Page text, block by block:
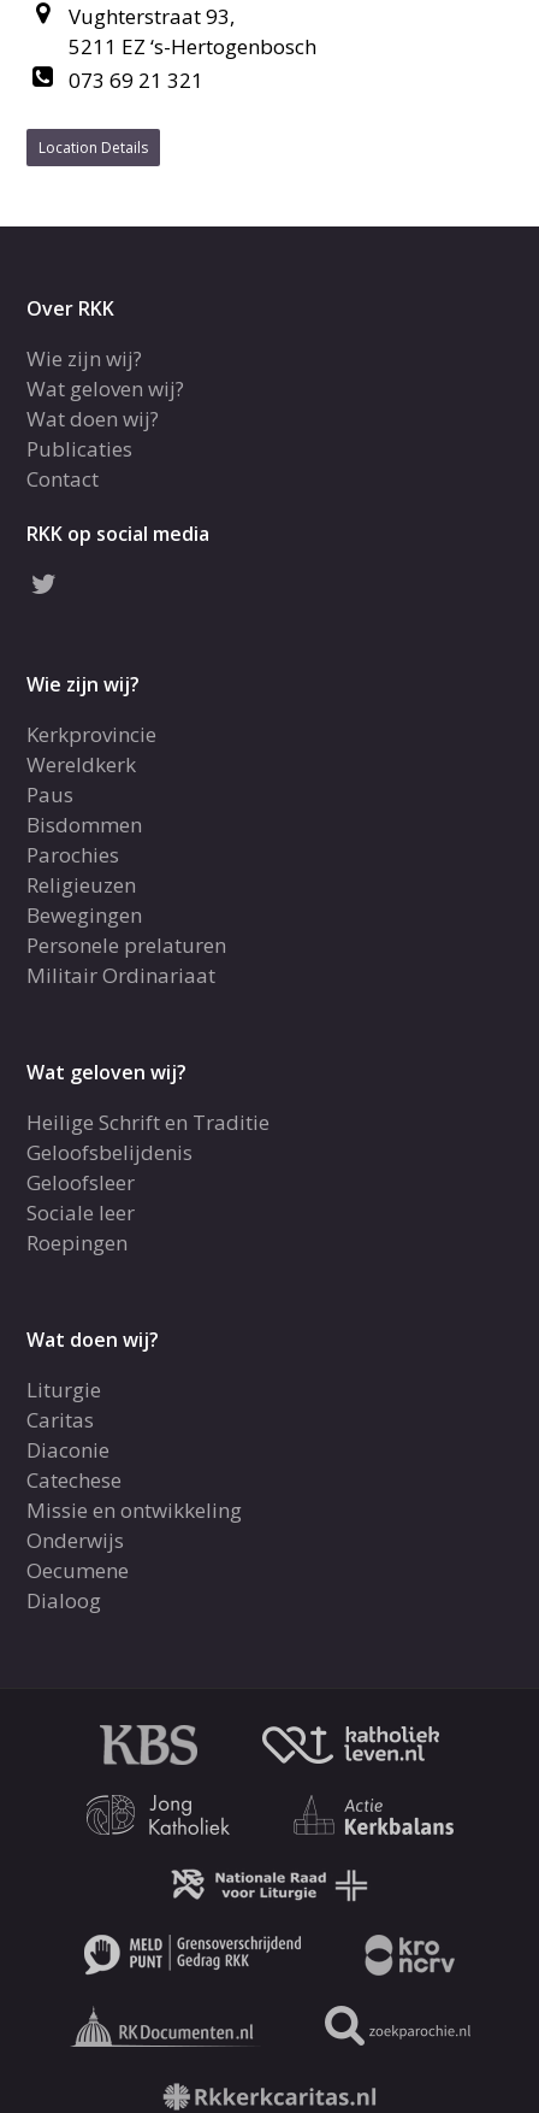
Vughterstraat 93,
5211 EZ ‘s-Hertogenbosch
073 69 21 321
Location Details
Over RKK
Wie zijn wij?
Wat geloven wij?
Wat doen wij?
Publicaties
Contact
RKK op social media
Wie zijn wij?
Kerkprovincie
Wereldkerk
Paus
Bisdommen
Parochies
Religieuzen
Bewegingen
Personele prelaturen
Militair Ordinariaat
Wat geloven wij?
Heilige Schrift en Traditie
Geloofsbelijdenis
Geloofsleer
Sociale leer
Roepingen
Wat doen wij?
Liturgie
Caritas
Diaconie
Catechese
Missie en ontwikkeling
Onderwijs
Oecumene
Dialoog